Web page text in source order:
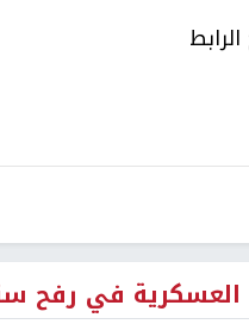
في رفح